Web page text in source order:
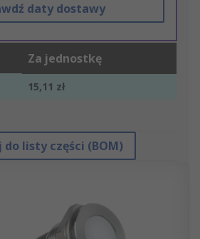
daty dostawy
Za jednostkę
15,11 zł
do listy części (BOM)